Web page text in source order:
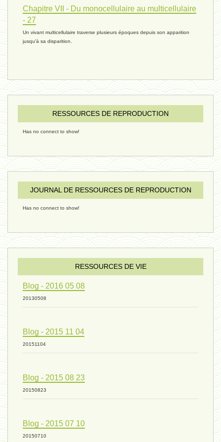
réchauffement 03 - 26 janvier 2025
ressources de vie 05 - 23 décembre
humain 08 - 16 décembre 2024
sexualité 06 - 9 octobre 2024
ressources de vie 04 - 26
mode de production industriel 01 -
Chapitre VII - Du monocellulaire au multicellulaire
- 27
Un vivant multicellulaire traverse plusieurs époques depuis son apparition
jusqu'à sa disparition.
RESSOURCES DE REPRODUCTION
Has no connect to show!
JOURNAL DE RESSOURCES DE REPRODUCTION
Has no connect to show!
RESSOURCES DE VIE
Blog - 2016 05 08
20130508
Blog - 2015 11 04
20151104
Blog - 2015 08 23
20150823
Blog - 2015 07 10
20150710